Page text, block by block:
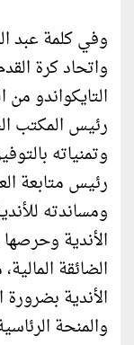
وفي كلمة عبد
واتحاد كرة
التايكواندو
رئيس المكتب
وتمنياته
رئيس متابعة
ومساندته
الأندية
الضائقة
الأندية
والمنحة